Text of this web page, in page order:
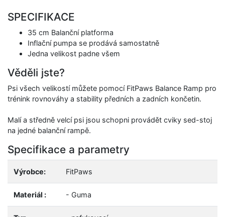
SPECIFIKACE
35 cm Balanční platforma
Inflační pumpa se prodává samostatně
Jedna velikost padne všem
Věděli jste?
Psi všech velikostí můžete pomocí FitPaws Balance Ramp pro
trénink rovnováhy a stability předních a zadních končetin.
Malí a středně velcí psi jsou schopni provádět cviky sed-stoj
na jedné balanční rampě.
Specifikace a parametry
Výrobce: FitPaws
Materiál : - Guma